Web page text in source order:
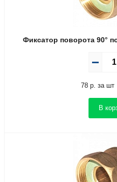
Фиксатор поворота 90°
78 р. за шт
В